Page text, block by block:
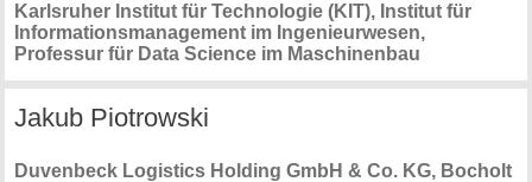
Karlsruher Institut für Technologie (KIT), Institut für
Informationsmanagement im Ingenieurwesen,
Professur für Data Science im Maschinenbau
Jakub Piotrowski
Duvenbeck Logistics Holding GmbH & Co. KG, Bocholt